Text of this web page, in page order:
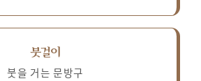
붓걸이
붓을 거는 문방구